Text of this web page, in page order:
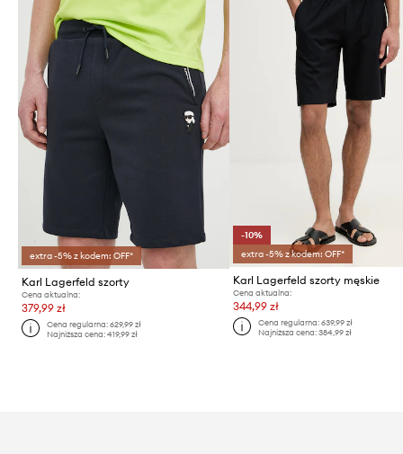
extra -5% z kodem: OFF*
Karl Lagerfeld szorty
Cena aktualna:
379,99 zł
Cena regularna:629,99 zł
Najniższa cena:419,99 zł
-10%
extra -5% z kodem: OFF*
Karl Lagerfeld szorty męskie
Cena aktualna:
344,99 zł
Cena regularna: 639,99 zł
Najniższa cena: 384,99 zł